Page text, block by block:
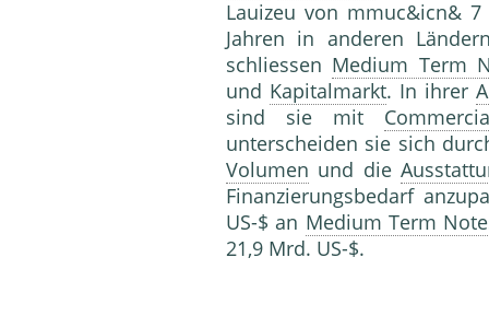
Lauizeu von mmuc&icn&
Jahren in anderen
schliessen Medium Term
und Kapitalmarkt. In ihrer
sind sie mit
unterscheiden sie sich
Volumen und die
Finanzierungsbedarf
US-$ an Medium Term Note
21,9 Mrd. US-$.